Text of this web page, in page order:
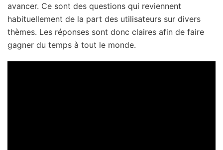
avancer. Ce sont des questions qui reviennent
habituellement de la part des utilisateurs sur divers
thèmes. Les réponses sont donc claires afin de faire
gagner du temps à tout le monde.